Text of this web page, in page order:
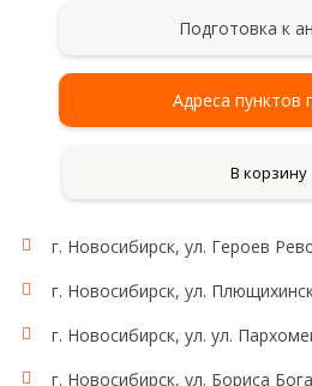
Подготовка к
Адреса пунктов
В корзину
г. Новосибирск, ул. Героев
г. Новосибирск, ул.
г. Новосибирск, ул. ул.
г. Новосибирск, ул. Бориса